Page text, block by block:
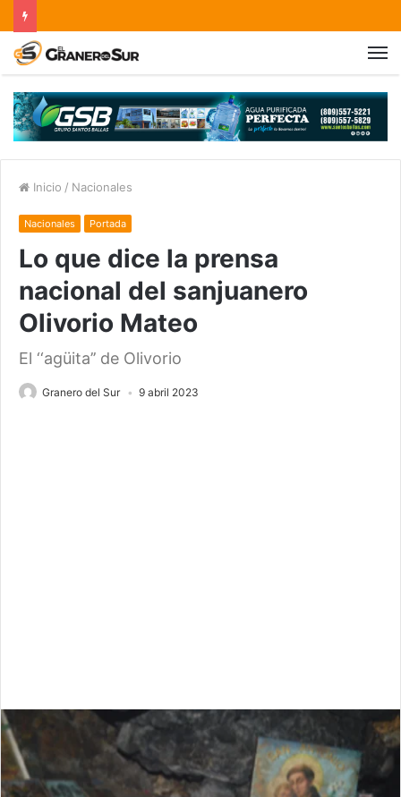
Inicio / Nacionales
Nacionales Portada
Lo que dice la prensa
nacional del sanjuanero
Olivorio Mateo
El ‘‘agüita’’ de Olivorio
Granero del Sur 9 abril 2023